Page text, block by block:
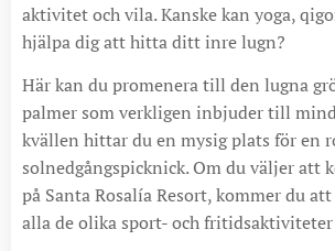
aktivitet och vila. Kanske kan yoga,
hjälpa dig att hitta ditt inre lugn?
Här kan du promenera till den lugna
palmer som verkligen inbjuder till
kvällen hittar du en mysig plats för en
solnedgångspicknick. Om du väljer att
på Santa Rosalía Resort, kommer du
alla de olika sport- och